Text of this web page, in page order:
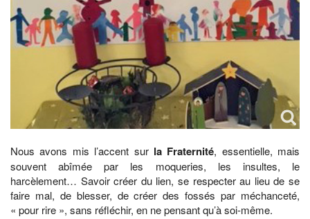
Nous avons mis l’accent surla Fraternité, essentielle, mais
souvent abîmée par les moqueries, les insultes, le
harcèlement… Savoir créer du lien, se respecter au lieu de se
faire mal, de blesser, de créer des fossés par méchanceté,
« pour rire », sans réfléchir, en ne pensant qu’à soi-même.